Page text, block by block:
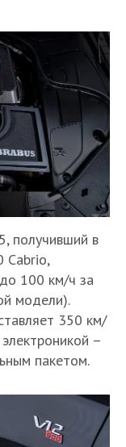
получивший в
Cabrio,
100 км/ч за
модели).
350 км/
–
пакетом.